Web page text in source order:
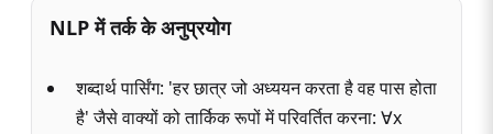
NLP में तर्क के अनुप्रयोग
शब्दार्थ पार्सिंग: 'हर छात्र जो अध्ययन करता है वह पास होता
है' जैसे वाक्यों को तार्किक रूपों में परिवर्तित करना: ∀x